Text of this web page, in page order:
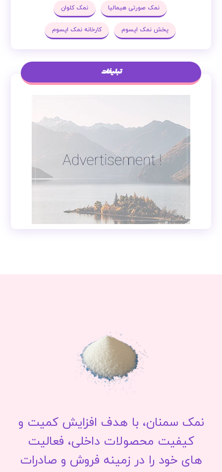
نمک صورتی هیمالیا نمک کلوان
پخش نمک اپسوم کارخانه نمک اپسوم
تبلیغات
نمک سمنان، با هدف افزایش کمیت و
کیفیت محصولات داخلی، فعالیت
های خود را در زمینه فروش و صادرات